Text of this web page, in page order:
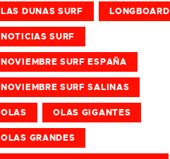
LAS DUNAS SURF LONGBOARD
NOTICIAS SURF
NOVIEMBRE SURF ESPAÑA
NOVIEMBRE SURF SALINAS
OLAS OLAS GIGANTES
OLAS GRANDES